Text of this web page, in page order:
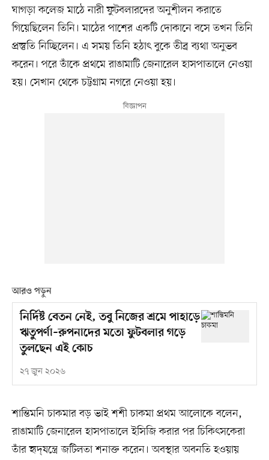
ঘাগড়া কলেজ মাঠে নারী ফুটবলারদের অনুশীলন করাতে
গিয়েছিলেন তিনি। মাঠের পাশের একটি দোকানে বসে তখন তিনি
প্রস্তুতি নিচ্ছিলেন। এ সময় তিনি হঠাৎ বুকে তীব্র ব্যথা অনুভব
করেন। পরে তাঁকে প্রথমে রাঙামাটি জেনারেল হাসপাতালে নেওয়া
হয়। সেখান থেকে চট্টগ্রাম নগরে নেওয়া হয়।
আরও পড়ুন
নির্দিষ্ট বেতন নেই, তবু নিজের শ্রমে পাহাড়ে
ঋতুপর্ণা–রুপনাদের মতো ফুটবলার গড়ে
তুলছেন এই কোচ
২৭ জুন ২০২৬
শান্তিমনি চাকমার বড় ভাই শশী চাকমা প্রথম আলোকে বলেন,
রাঙামাটি জেনারেল হাসপাতালে ইসিজি করার পর চিকিৎসকেরা
তাঁর হৃদ্‌যন্ত্রে জটিলতা শনাক্ত করেন। অবস্থার অবনতি হওয়ায়